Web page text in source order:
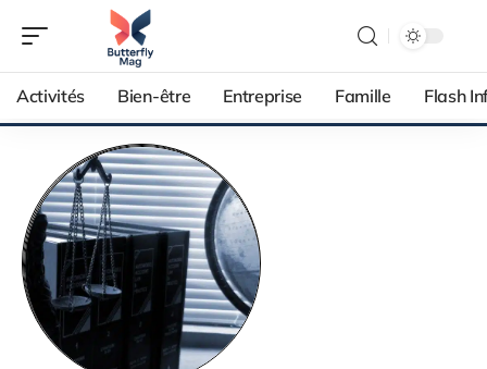
Activités Bien-être Entreprise Famille Flash